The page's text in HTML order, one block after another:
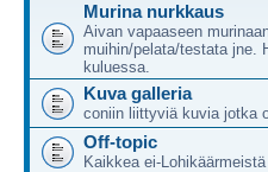
Murina nurkkaus
Aivan vapaaseen
muihin/pelata/testata jne.
kuluessa.
Kuva galleria
coniin liittyviä kuvia jotka
Off-topic
Kaikkea ei-